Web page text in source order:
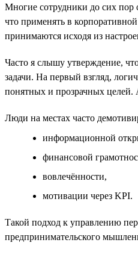
Многие сотрудники до сих пор
что применять в
принимаются исходя из
Часто я слышу утверждение,
задачи. На первый взгляд,
понятных и прозрачных целей.
Люди на местах часто
информационной
финансовой
вовлечённости,
мотивации через KPI.
Такой подход к управлению
предпринимательского